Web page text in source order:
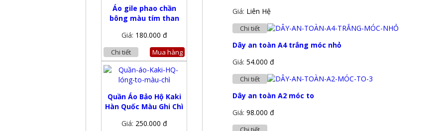
Giá: Liên Hệ
Chi tiết
Dây an toàn A4 trắng móc nhỏ
Giá: 54.000 đ
Chi tiết
Dây an toàn A2 móc to
Giá: 98.000 đ
Áo gile phao chần
bông màu tím than
Giá: 180.000 đ
Chi tiết Mua hàng
Quần Áo Bảo Hộ Kaki
Hàn Quốc Màu Ghi Chì
Giá: 250.000 đ